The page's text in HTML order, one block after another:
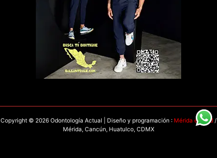
Copyright © 2026 Odontología Actual | Diseño y programación : Mérida en Red /
Mérida, Cancún, Huatulco, CDMX